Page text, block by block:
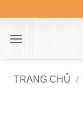
nội
TRANG CHỦ /